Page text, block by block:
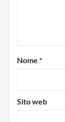
Nome *
Sito web